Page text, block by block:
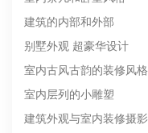
建筑的内部和外部
别墅外观 超豪华设计
室内古风古韵的装修风格
室内层列的小雕塑
建筑外观与室内装修摄影